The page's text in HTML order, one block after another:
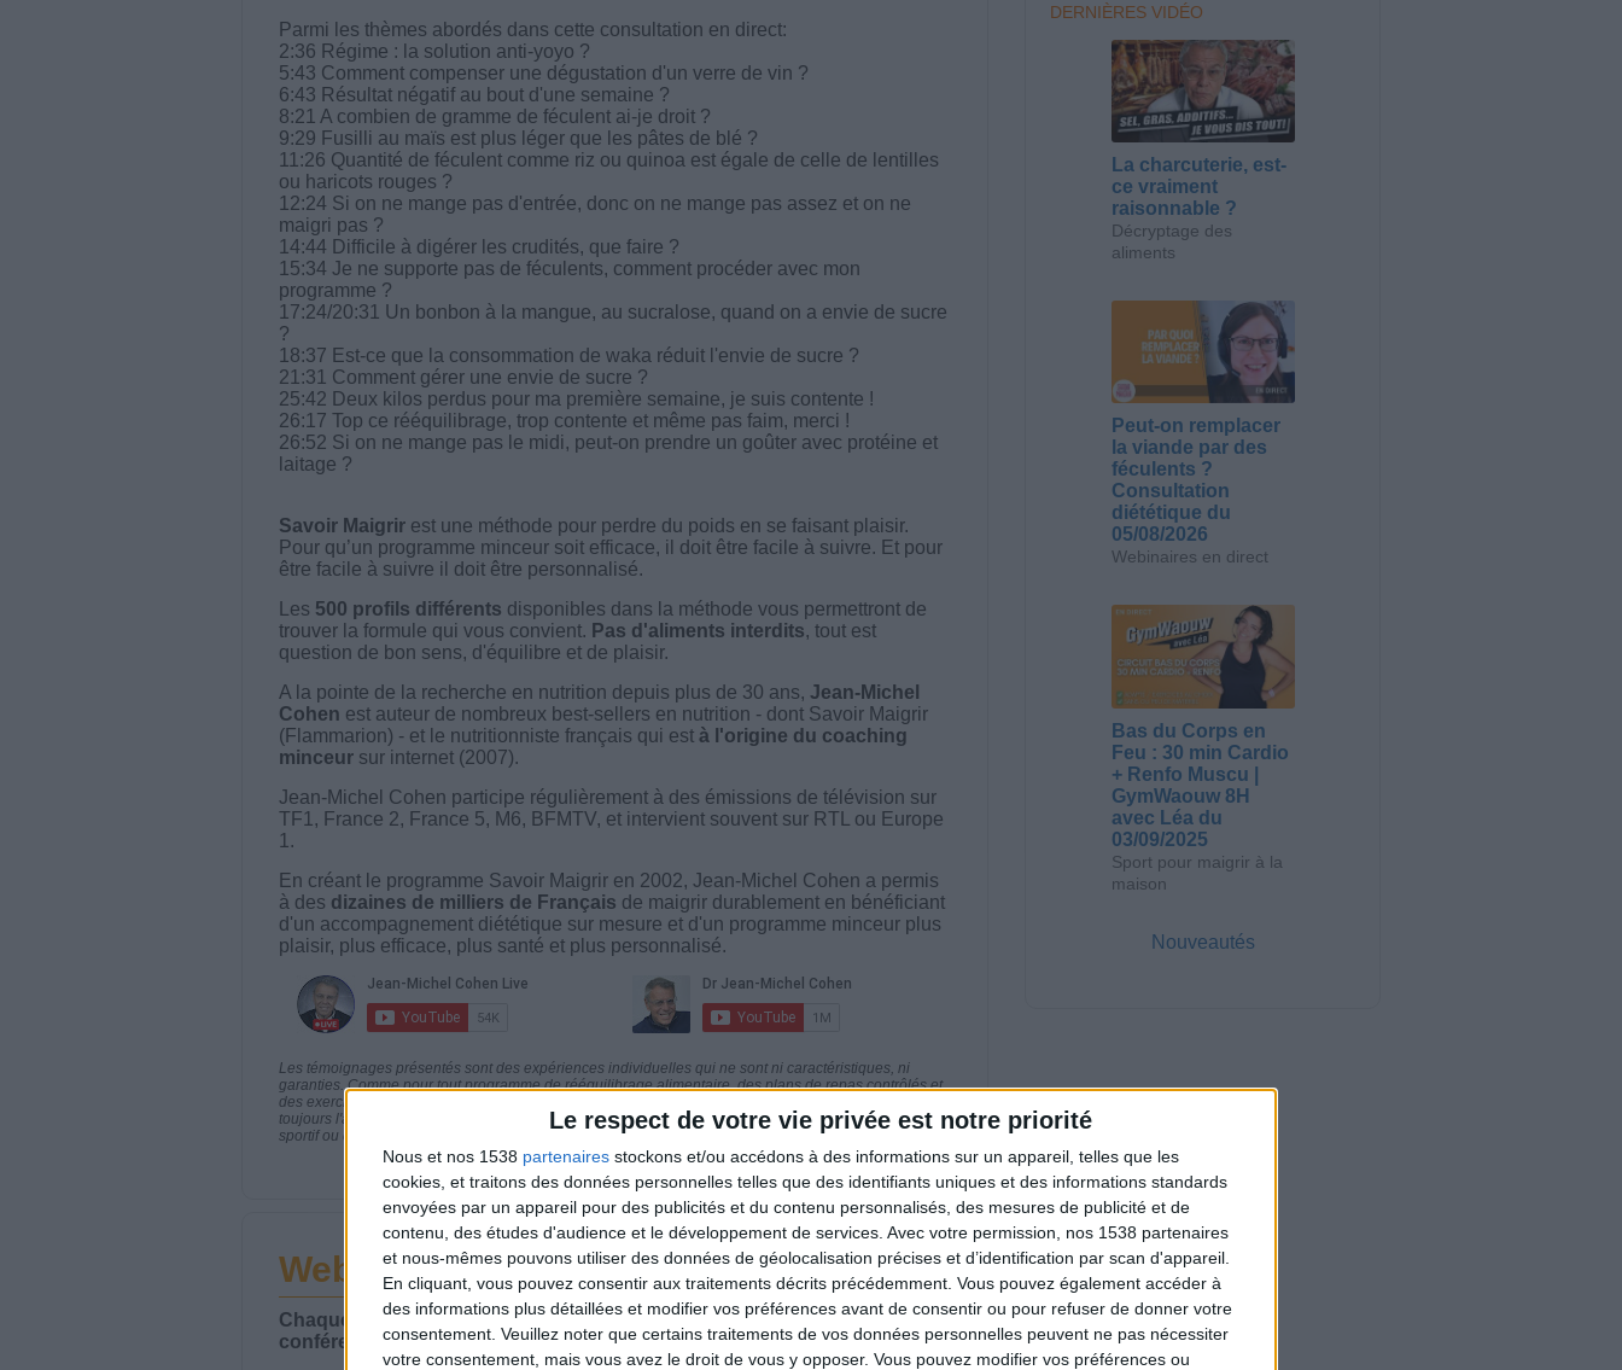
Le respect de votre vie privée est notre priorité
Nous et nos 1538 partenaires stockons et/ou accédons à des informations sur un appareil, telles que les
cookies, et traitons des données personnelles telles que des identifiants uniques et des informations standards
envoyées par un appareil pour des publicités et du contenu personnalisés, des mesures de publicité et de
contenu, des études d'audience et le développement de services. Avec votre permission, nos 1538 partenaires
et nous-mêmes pouvons utiliser des données de géolocalisation précises et d’identification par scan d'appareil.
En cliquant, vous pouvez consentir aux traitements décrits précédemment. Vous pouvez également accéder à
des informations plus détaillées et modifier vos préférences avant de consentir ou pour refuser de donner votre
consentement. Veuillez noter que certains traitements de vos données personnelles peuvent ne pas nécessiter
votre consentement, mais vous avez le droit de vous y opposer. Vous pouvez modifier vos préférences ou
Parmi les thèmes abordés dans cette consultation en direct:
2:36 Régime : la solution anti-yoyo ?
5:43 Comment compenser une dégustation d'un verre de vin ?
6:43 Résultat négatif au bout d'une semaine ?
8:21 A combien de gramme de féculent ai-je droit ?
9:29 Fusilli au maïs est plus léger que les pâtes de blé ?
11:26 Quantité de féculent comme riz ou quinoa est égale de celle de lentilles
ou haricots rouges ?
12:24 Si on ne mange pas d'entrée, donc on ne mange pas assez et on ne
maigri pas ?
14:44 Difficile à digérer les crudités, que faire ?
15:34 Je ne supporte pas de féculents, comment procéder avec mon
programme ?
17:24/20:31 Un bonbon à la mangue, au sucralose, quand on a envie de sucre
?
18:37 Est-ce que la consommation de waka réduit l'envie de sucre ?
21:31 Comment gérer une envie de sucre ?
25:42 Deux kilos perdus pour ma première semaine, je suis contente !
26:17 Top ce rééquilibrage, trop contente et même pas faim, merci !
26:52 Si on ne mange pas le midi, peut-on prendre un goûter avec protéine et
laitage ?
Savoir Maigrirest une méthode pour perdre du poids en se faisant plaisir.
Pour qu’un programme minceur soit efficace, il doit être facile à suivre. Et pour
être facile à suivre il doit être personnalisé.
Les 500 profils différents disponibles dans la méthode vous permettront de
trouver la formule qui vous convient. Pas d'aliments interdits, tout est
question de bon sens, d'équilibre et de plaisir.
A la pointe de la recherche en nutrition depuis plus de 30 ans, Jean-Michel
Cohen est auteur de nombreux best-sellers en nutrition - dont Savoir Maigrir
(Flammarion) - et le nutritionniste français qui est à l'origine du coaching
minceursur internet (2007).
Jean-Michel Cohen participe régulièrement à des émissions de télévision sur
TF1, France 2, France 5, M6, BFMTV, et intervient souvent sur RTL ou Europe
1.
En créant le programme Savoir Maigrir en 2002, Jean-Michel Cohen a permis
à des dizaines de milliers de Français de maigrir durablement en bénéficiant
d'un accompagnement diététique sur mesure et d'un programme minceur plus
plaisir, plus efficace, plus santé et plus personnalisé.
Les témoignages présentés sont des expériences individuelles qui ne sont ni caractéristiques, ni
garanties. Comme pour tout programme de rééquilibrage alimentaire, des plans de repas contrôlés et
des exercices physiques réguliers sont nécessaires pour perdre du poids à long terme. Demandez
toujours l'avis de votre médecin traitant avant d'entreprendre un régime amincissant, un programme
sportif ou de modifier vos habitudes nutritionnelles.
Webinaires en direct Voir tout
Chaque semaine, posez vos questions en live en participant à des vidéo-
conférences avec Jean-Michel et les diététiciennes du programme.
DERNIÈRES VIDÉO
La charcuterie, est-
ce vraiment
raisonnable ?
Décryptage des
aliments
Peut-on remplacer
la viande par des
féculents ?
Consultation
diététique du
05/08/2026
Webinaires en direct
Bas du Corps en
Feu : 30 min Cardio
+ Renfo Muscu |
GymWaouw 8H
avec Léa du
03/09/2025
Sport pour maigrir à la
maison
Nouveautés